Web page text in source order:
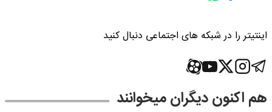
اینتیتر را در شبکه های اجتماعی دنبال کنید
هم اکنون دیگران میخوانند